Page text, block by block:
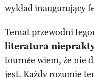
wykład inaugurujący
Temat przewodni
literatura
tournée wiem, że nie
jest. Każdy rozumie